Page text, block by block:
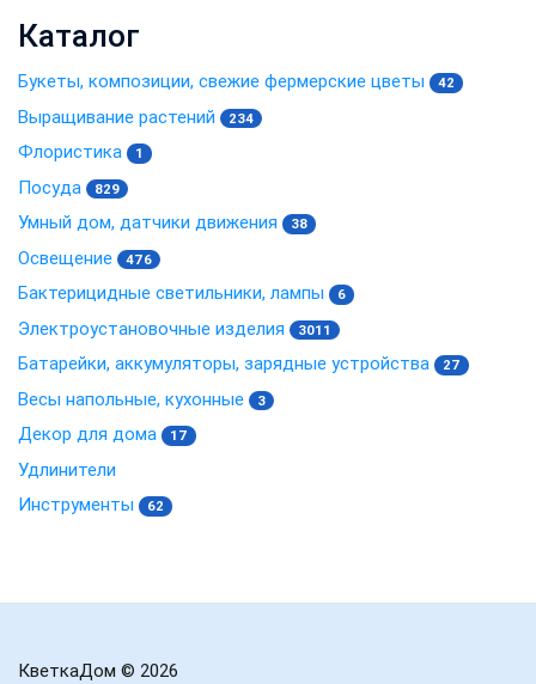
Каталог
Букеты, композиции, свежие фермерские цветы 42
Выращивание растений 234
Флористика 1
Посуда 829
Умный дом, датчики движения 38
Освещение 476
Бактерицидные светильники, лампы 6
Электроустановочные изделия 3011
Батарейки, аккумуляторы, зарядные устройства 27
Весы напольные, кухонные 3
Декор для дома 17
Удлинители
Инструменты
62
КветкаДом © 2026